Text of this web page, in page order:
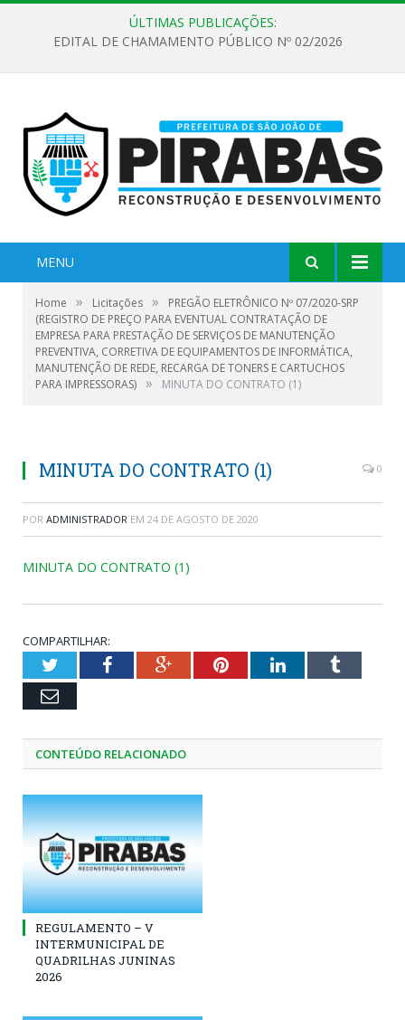
ÚLTIMAS PUBLICAÇÕES:
EDITAL DE CHAMAMENTO PÚBLICO Nº 02/2026
MENU
Home » Licitações »
PREGÃO ELETRÔNICO Nº 07/2020-SRP
(REGISTRO DE PREÇO PARA EVENTUAL CONTRATAÇÃO DE
EMPRESA PARA PRESTAÇÃO DE SERVIÇOS DE MANUTENÇÃO
PREVENTIVA, CORRETIVA DE EQUIPAMENTOS DE INFORMÁTICA,
MANUTENÇÃO DE REDE, RECARGA DE TONERS E CARTUCHOS
PARA IMPRESSORAS) » MINUTA DO CONTRATO (1)
MINUTA DO CONTRATO (1) 0
POR ADMINISTRADOR EM 24 DE AGOSTO DE 2020
MINUTA DO CONTRATO (1)
COMPARTILHAR:
TwitterFacebookGoogle+PinterestLinkedInTumblr
Email
CONTEÚDO RELACIONADO
REGULAMENTO – V
INTERMUNICIPAL DE
QUADRILHAS JUNINAS
2026